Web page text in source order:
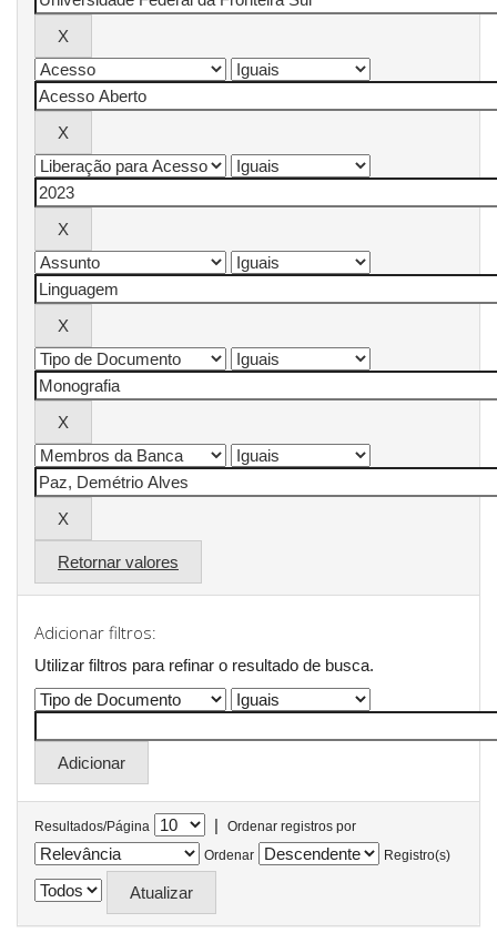
Retornar valores
Adicionar filtros:
Utilizar filtros para refinar o resultado de busca.
Resultados/Página |
Ordenar registros por
Ordenar
Registro(s)